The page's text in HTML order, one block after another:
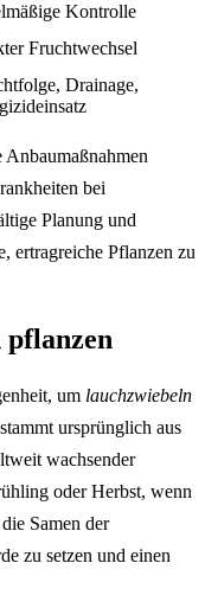
Kontrolle
Fruchtwechsel
Drainage,
bei
Planung und
ertragreiche Pflanzen zu
um lauchzwiebeln
ursprünglich aus
wachsender
oder Herbst, wenn
Samen der
zu setzen und einen